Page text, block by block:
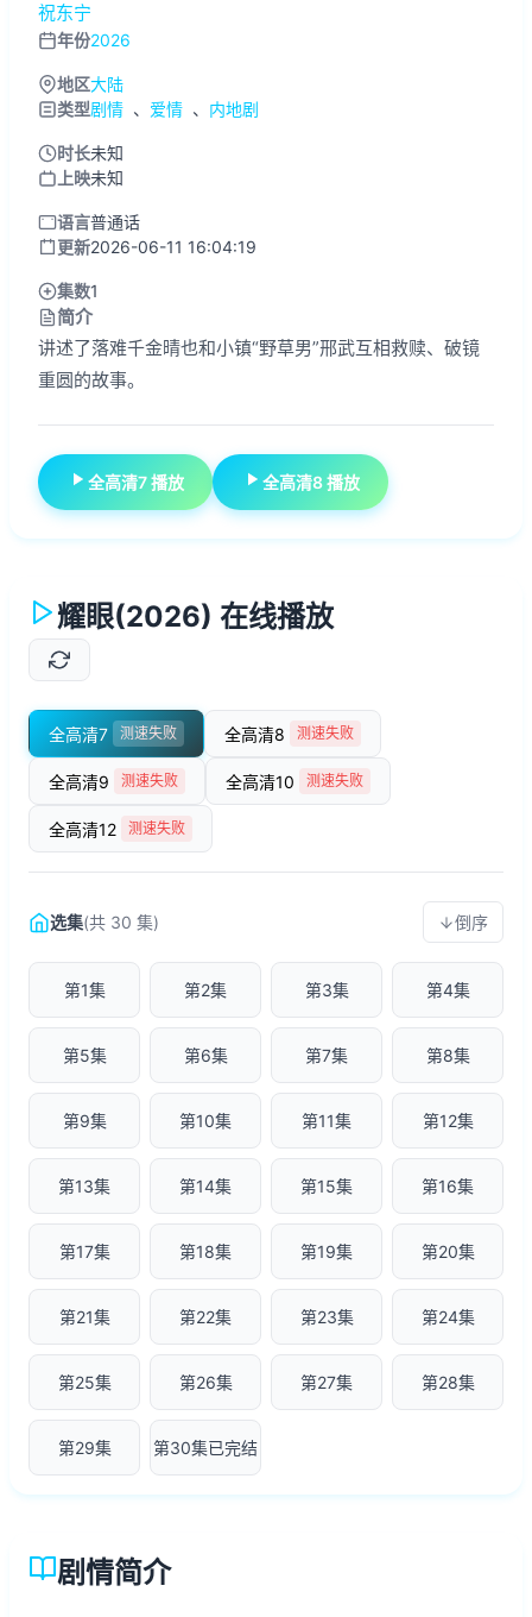
祝东宁
年份2026
地区大陆
类型剧情 、 爱情 、 内地剧
时长未知
上映未知
语言普通话
更新2026-06-11 16:04:19
集数1
简介
讲述了落难千金晴也和小镇“野草男”邢武互相救赎、破镜
重圆的故事。
全高清7 播放 全高清8 播放
耀眼(2026) 在线播放
全高清7 测速失败 全高清8 测速失败
全高清9 测速失败 全高清10 测速失败
全高清12 测速失败
选集(共 30 集) 倒序
第1集 第2集 第3集 第4集
第5集 第6集 第7集 第8集
第9集 第10集 第11集 第12集
第13集 第14集 第15集 第16集
第17集 第18集 第19集 第20集
第21集 第22集 第23集 第24集
第25集 第26集 第27集 第28集
第29集 第30集已完结
剧情简介